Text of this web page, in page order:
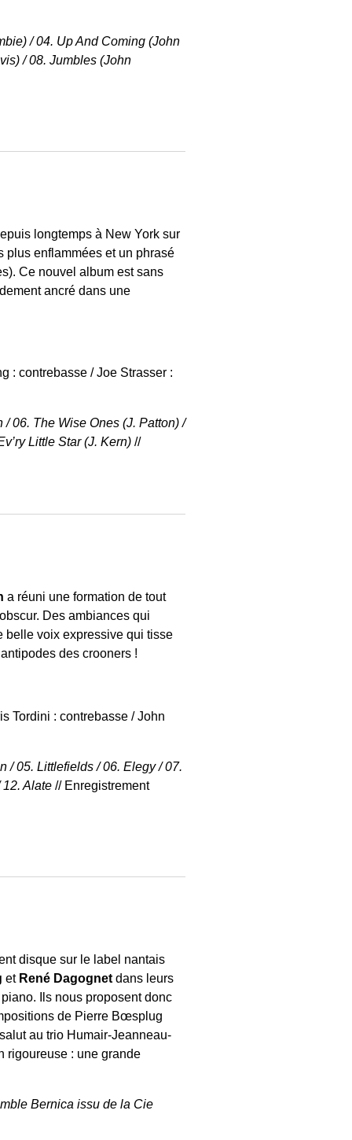
/ 04. Up And Coming (John
/ 08. Jumbles (John
longtemps à New York sur
plus enflammées et un phrasé
Ce nouvel album est sans
ancré dans une
: contrebasse / Joe Strasser :
06. The Wise Ones (J. Patton) /
Little Star (J. Kern) //
a réuni une formation de tout
Des ambiances qui
belle voix expressive qui tisse
des crooners !
Tordini : contrebasse / John
/ 05. Littlefields / 06. Elegy / 07.
12. Alate // Enregistrement
disque sur le label nantais
et René Dagognet dans leurs
Ils nous proposent donc
de Pierre Bœsplug
au trio Humair-Jeanneau-
rigoureuse : une grande
Bernica issu de la Cie